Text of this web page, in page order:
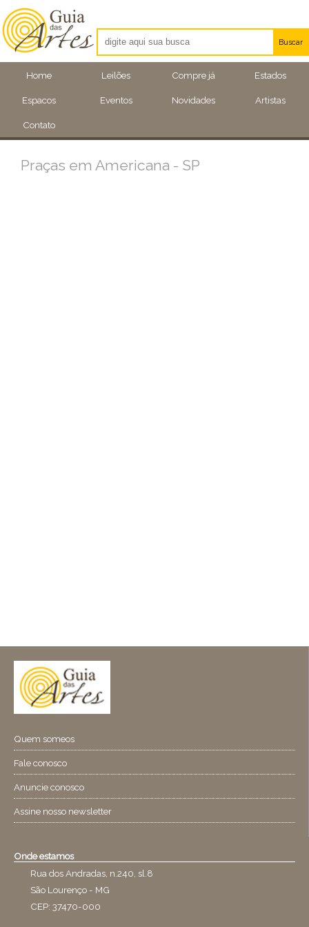
Home Leilões Compre já Estados
Espacos Eventos Novidades Artistas
Contato
Buscar
Artistas
Eventos
Praças em Americana - SP
Quem someos
Fale conosco
Anuncie conosco
Assine nosso newsletter
Onde estamos
Rua dos Andradas, n.240, sl.8
São Lourenço - MG
CEP: 37470-000